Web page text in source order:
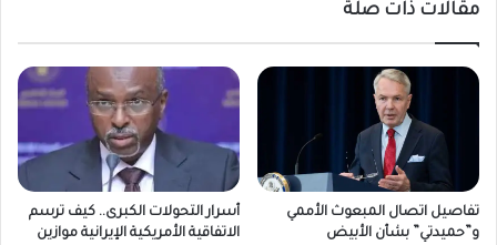
مقالات ذات صلة
تفاصيل اتصال المبعوث الأممي
و”حميدتي” بشأن الأبيض
أسرار التحولات الكبرى.. كيف ترسم
الاتفاقية الأمريكية الإيرانية موازين